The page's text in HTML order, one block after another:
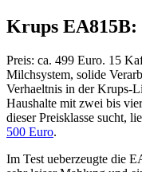
Krups
Preis: ca. 499 Euro. 15
Milchsystem, solide
Verhaeltnis in der Krups-
Haushalte mit zwei bis
dieser Preisklasse sucht,
500 Euro.
Im Test ueberzeugte die